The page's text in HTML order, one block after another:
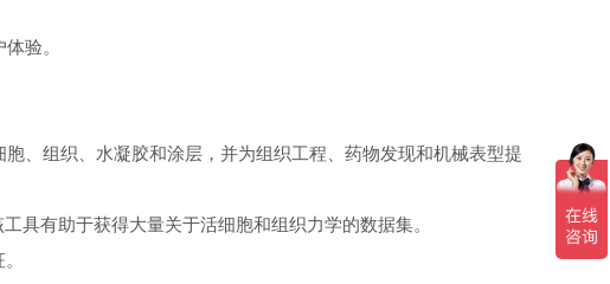
验。
、组织、水凝胶和涂层，并为组织工程、药物发现和机械表型提
具有助于获得大量关于活细胞和组织力学的数据集。